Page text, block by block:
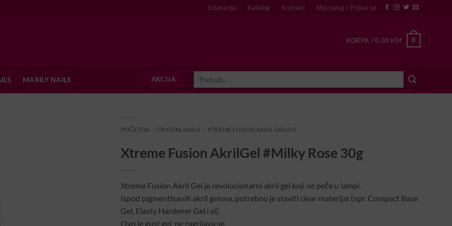
Edukacija Katalog Kontakt Moj nalog / Prijavi se
KORPA /0,00 KM 0
MARILY NAILS AKCIJA
POČETNA CRYSTAL NAILS XTREME FUSION AKRIL GELOVI
Xtreme Fusion AkrilGel #Milky Rose 30g
Xtreme Fusion Akril Gel je revolucionarni akril gel koji ne peče u lampi.
Ispod pigmentisanih akril gelova, potrebno je staviti clear materijal (npr. Compact Base
Gel, Elasty Hardener Gel i sl).
Ovo je gust gel, ne zagrijava se.